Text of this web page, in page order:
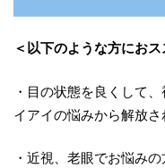
＜以下のような方におス
・目の状態を良くして
イアイの悩みから解放
・近視、老眼でお悩みの